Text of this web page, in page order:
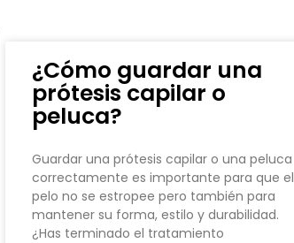
¿Cómo guardar una
prótesis capilar o
peluca?
Guardar una prótesis capilar o una peluca
correctamente es importante para que el
pelo no se estropee pero también para
mantener su forma, estilo y durabilidad.
¿Has terminado el tratamiento